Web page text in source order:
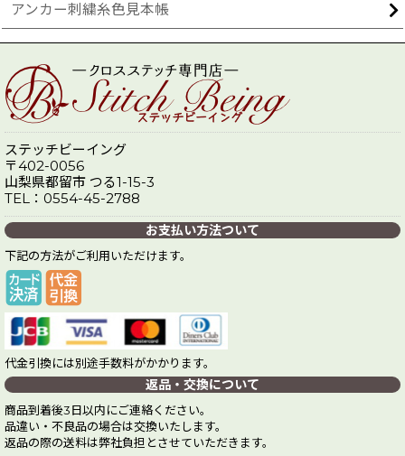
アンカー刺繍糸色見本帳
ステッチビーイング
〒402-0056
山梨県都留市 つる1-15-3
TEL：0554-45-2788
お支払い方法ついて
下記の方法がご利用いただけます。
代金引換には別途手数料がかかります。
返品・交換について
商品到着後3日以内にご連絡ください。
品違い・不良品の場合は交換いたします。
返品の際の送料は弊社負担とさせていただきます。